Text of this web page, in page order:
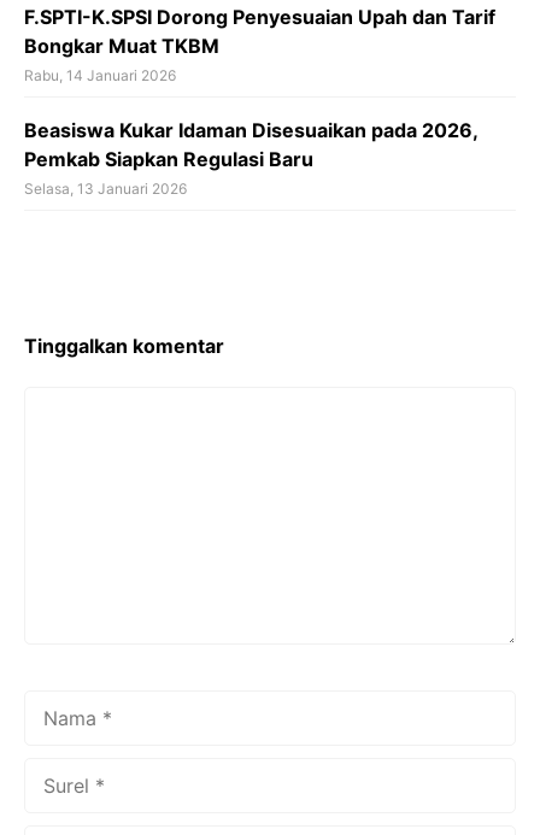
F.SPTI-K.SPSI Dorong Penyesuaian Upah dan Tarif
Bongkar Muat TKBM
Rabu, 14 Januari 2026
Beasiswa Kukar Idaman Disesuaikan pada 2026,
Pemkab Siapkan Regulasi Baru
Selasa, 13 Januari 2026
Tinggalkan komentar